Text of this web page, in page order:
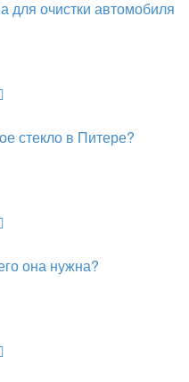
для очистки автомобиля
стекло в Питере?
она нужна?